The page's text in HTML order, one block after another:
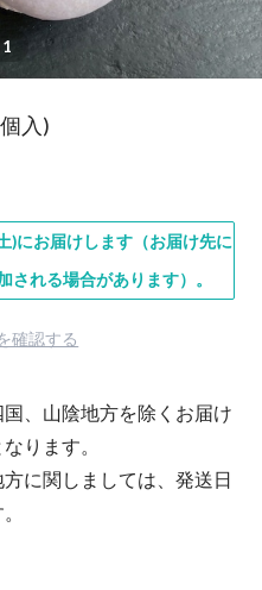
1
入)
にお届けします（お届け先に
される場合があります）。
確認する
、山陰地方を除くお届け
ります。
に関しましては、発送日